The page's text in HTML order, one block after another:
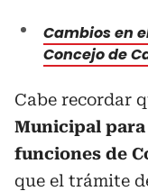
Cambios en
Concejo de
Cabe recordar
Municipal
funciones de
que el trámite